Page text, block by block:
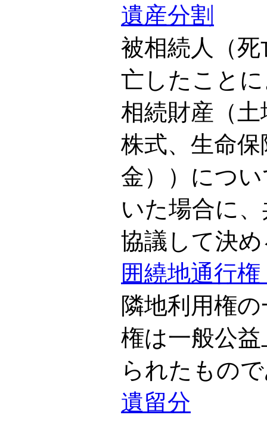
遺産分割
被相続人（
亡したこと
相続財産（
株式、生命
金））につ
いた場合に
協議して決
囲繞地通行
隣地利用権
権は一般公
られたもの
遺留分